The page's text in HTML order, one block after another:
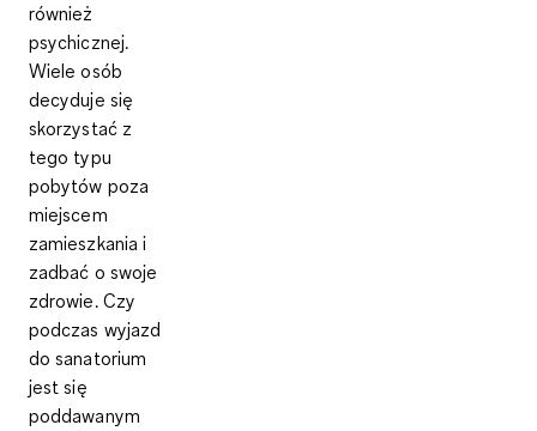
również
psychicznej.
Wiele osób
decyduje się
skorzystać z
tego typu
pobytów poza
miejscem
zamieszkania i
zadbać o swoje
zdrowie. Czy
podczas wyjazd
do sanatorium
jest się
poddawanym